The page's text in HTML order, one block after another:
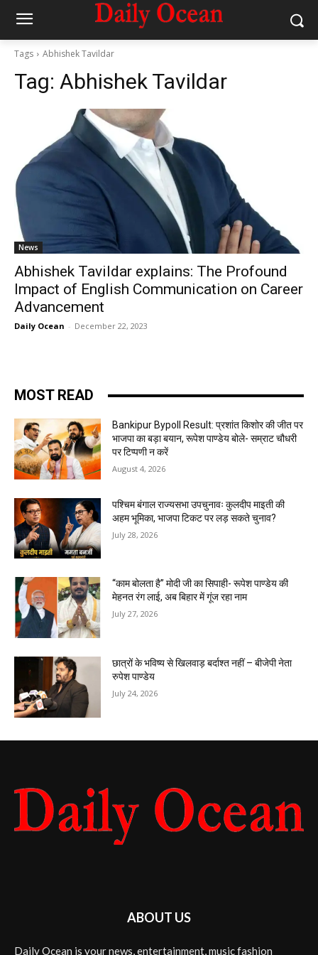
Tags Abhishek Tavildar
Tag: Abhishek Tavildar
News
Abhishek Tavildar explains: The Profound
Impact of English Communication on Career
Advancement
Daily Ocean - December 22, 2023
MOST READ
Bankipur Bypoll Result: प्रशांत किशोर की जीत पर
भाजपा का बड़ा बयान, रूपेश पाण्डेय बोले- सम्राट चौधरी
पर टिप्पणी न करें
August 4, 2026
पश्चिम बंगाल राज्यसभा उपचुनावः कुलदीप माइती की
अहम भूमिका, भाजपा टिकट पर लड़ सकते चुनाव?
July 28, 2026
“काम बोलता है” मोदी जी का सिपाही- रूपेश पाण्डेय की
मेहनत रंग लाई, अब बिहार में गूंज रहा नाम
July 27, 2026
छात्रों के भविष्य से खिलवाड़ बर्दाश्त नहीं – बीजेपी नेता
रुपेश पाण्डेय
July 24, 2026
ABOUT US
Daily Ocean is your news, entertainment, music fashion